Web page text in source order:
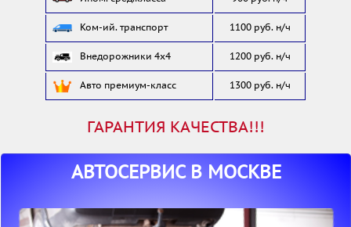
Ком-ий. транспорт 1100 руб. н/ч
Внедорожники 4x4 1200 руб. н/ч
Авто премиум-класс 1300 руб. н/ч
ГАРАНТИЯ КАЧЕСТВА!!!
АВТОСЕРВИС В МОСКВЕ